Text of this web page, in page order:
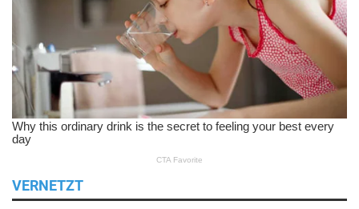
VERNETZT